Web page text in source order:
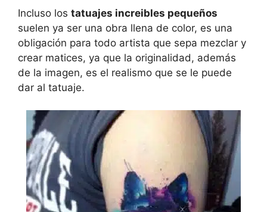
Incluso los tatuajes increibles pequeños
suelen ya ser una obra llena de color, es una
obligación para todo artista que sepa mezclar y
crear matices, ya que la originalidad, además
de la imagen, es el realismo que se le puede
dar al tatuaje.